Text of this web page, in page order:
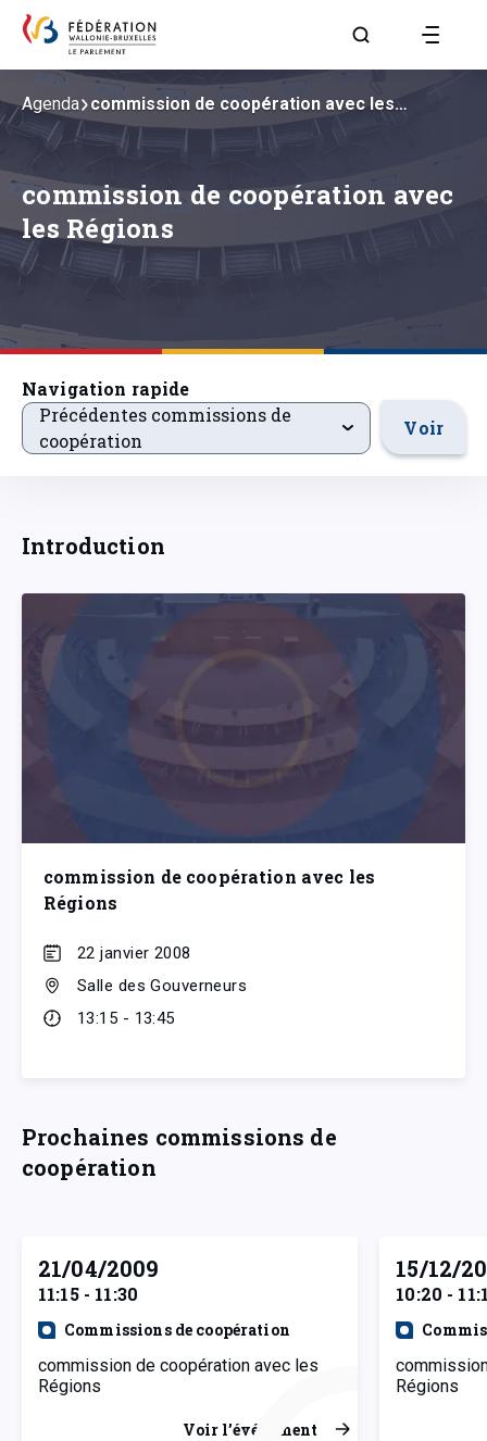
Aller à la page
commission de coopération avec
les Régions
Agenda commission de coopération avec les…
Navigation rapide
precedentsevenements
Précédentes commissions de
coopération
Voir
Introduction
commission de coopération avec les
Régions
22 janvier 2008
Salle des Gouverneurs
13:15 - 13:45
Prochaines commissions de
coopération
21/04/2009
11:15 - 11:30
Commissions de coopération
commission de coopération avec les
Régions
Voir l’événement
15/12/
10:20 -
Régions